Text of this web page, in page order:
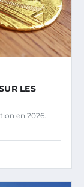
LES
en 2026.